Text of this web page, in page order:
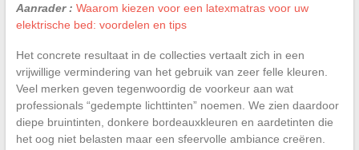
Aanrader : Waarom kiezen voor een latexmatras voor uw
elektrische bed: voordelen en tips
Het concrete resultaat in de collecties vertaalt zich in een
vrijwillige vermindering van het gebruik van zeer felle kleuren.
Veel merken geven tegenwoordig de voorkeur aan wat
professionals “gedempte lichttinten” noemen. We zien daardoor
diepe bruintinten, donkere bordeauxkleuren en aardetinten die
het oog niet belasten maar een sfeervolle ambiance creëren.